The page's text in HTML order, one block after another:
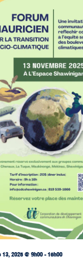
13, 2025 @ 9h00- 16h00